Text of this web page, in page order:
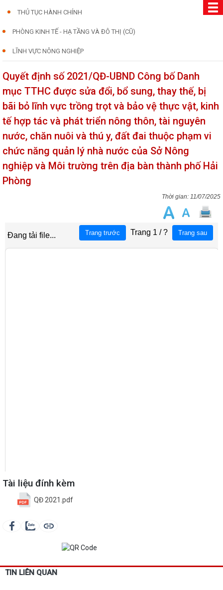
THỦ TỤC HÀNH CHÍNH
PHÒNG KINH TẾ - HẠ TẦNG VÀ ĐÔ THỊ (CŨ)
LĨNH VỰC NÔNG NGHIỆP
Quyết định số 2021/QĐ-UBND Công bố Danh
mục TTHC được sửa đổi, bổ sung, thay thế, bị
bãi bỏ lĩnh vực trồng trọt và bảo vệ thực vật, kinh
tế hợp tác và phát triển nông thôn, tài nguyên
nước, chăn nuôi và thú y, đất đai thuộc phạm vi
chức năng quản lý nhà nước của Sở Nông
nghiệp và Môi trường trên địa bàn thành phố Hải
Phòng
11/07/2025
Tài liệu đính kèm
QĐ 2021.pdf
TIN LIÊN QUAN